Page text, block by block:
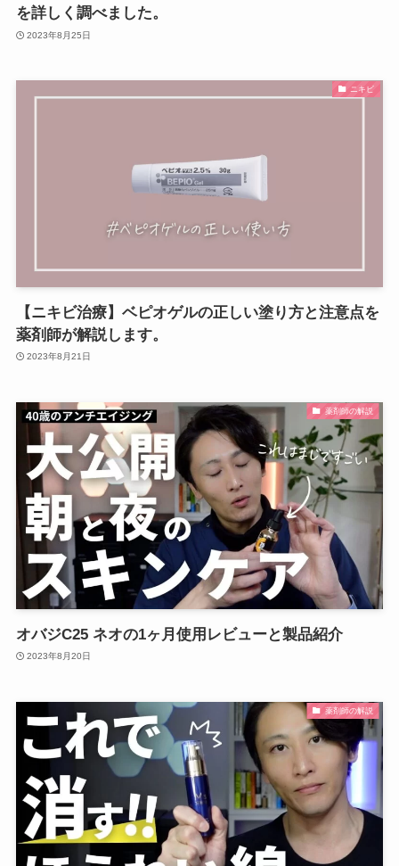
を詳しく調べました。
2023年8月25日
ニキビ
【ニキビ治療】ベピオゲルの正しい塗り方と注意点を
薬剤師が解説します。
2023年8月21日
薬剤師の解説
オバジC25 ネオの1ヶ月使用レビューと製品紹介
2023年8月20日
薬剤師の解説